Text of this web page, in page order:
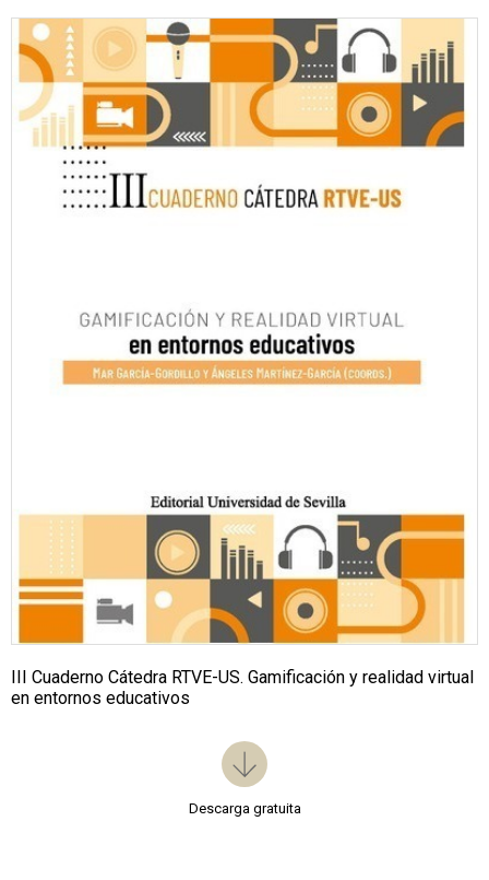
III Cuaderno Cátedra RTVE-US. Gamificación y realidad virtual
en entornos educativos
Descarga gratuita